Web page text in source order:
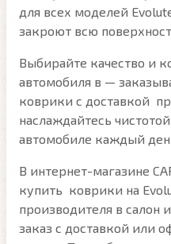
для всех моделей
закроют всю
Выбирайте качество и
автомобиля в —
коврики с доставкой
наслаждайтесь
автомобиле каждый
В интернет-магазине
купить коврики на
производителя в салон
заказ с доставкой или